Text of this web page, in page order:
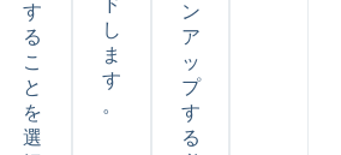
す
る
こ
と
を
選
ド
し
ま
す
。
ン
ア
ッ
プ
す
る